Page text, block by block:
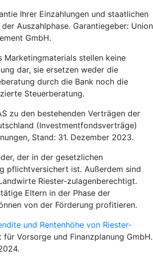
Ihrer Einzahlungen und staatlichen
Auszahlphase. Garantiegeber: Union
GmbH.
Marketingmaterials stellen keine
dar, sie ersetzen weder die
durch die Bank noch die
Steuerberatung.
zu den bestehenden Verträgen der
(Investmentfondsverträge)
Stand: 31. Dezember 2023.
der in der gesetzlichen
pflichtversichert ist. Außerdem sind
Riester-zulagenberechtigt.
Eltern in der Phase der
von der Förderung profitieren.
und Rentenhöhe von Riester-
für Vorsorge und Finanzplanung GmbH.